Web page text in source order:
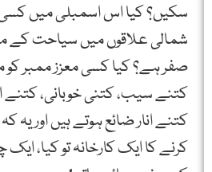
سکیں؟ کیا اس اسمبلی میں کسی
شمالی علاقوں میں سیاحت کے
صفر ہے؟ کیا کسی معزز ممبر کو
کتنے سیب، کتنی خوبانی، کتنے
کتنے انار ضائع ہوتے ہیں اور یہ
کرنے کا ایک کارخانہ تو کیا،